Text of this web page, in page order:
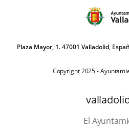
Plaza Mayor, 1. 47001 Valladolid,
Copyright 2025 -
El